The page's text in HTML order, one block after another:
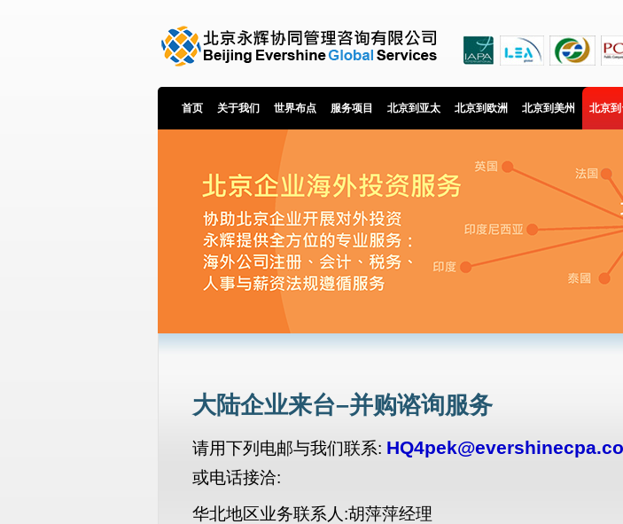
首页 关于我们 世界布点 服务项目 北京到亚太 北京到欧洲 北京到美州 北京
大陆企业来台–并购谘询服务
请用下列电邮与我们联系:
或电话接洽:
华北地区业务联系人:胡萍萍经理